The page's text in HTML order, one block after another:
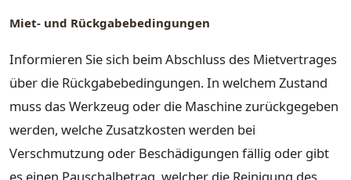
Miet- und Rückgabebedingungen
Informieren Sie sich beim Abschluss des Mietvertrages
über die Rückgabebedingungen. In welchem Zustand
muss das Werkzeug oder die Maschine zurückgegeben
werden, welche Zusatzkosten werden bei
Verschmutzung oder Beschädigungen fällig oder gibt
es einen Pauschalbetrag, welcher die Reinigung des